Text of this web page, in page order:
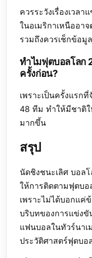
ควรระวังเรื่องเวลา
ในอเมริกาเหนืออา
รวมถึงควรเช็กข้อ
ทำไมฟุตบอลโลก
ครั้งก่อน?
เพราะเป็นครั้งแรก
48 ทีม ทำให้มีชาติ
มากขึ้น
สรุป
นัดชิงชนะเลิศ บอล
ให้การติดตามฟุตบ
เพราะไม่ได้บอกแค่
บริบทของการแข่ง
แฟนบอลในทัวร์นา
ประวัติศาสตร์ฟุตบอ